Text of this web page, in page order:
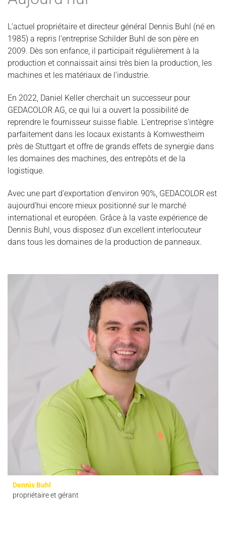
L’actuel propriétaire et directeur général Dennis Buhl (né en
1985) a repris l’entreprise Schilder Buhl de son père en
2009. Dès son enfance, il participait régulièrement à la
production et connaissait ainsi très bien la production, les
machines et les matériaux de l’industrie.
En 2022, Daniel Keller cherchait un successeur pour
GEDACOLOR AG, ce qui lui a ouvert la possibilité de
reprendre le fournisseur suisse fiable. L’entreprise s’intègre
parfaitement dans les locaux existants à Kornwestheim
près de Stuttgart et offre de grands effets de synergie dans
les domaines des machines, des entrepôts et de la
logistique.
Avec une part d’exportation d’environ 90%, GEDACOLOR est
aujourd’hui encore mieux positionné sur le marché
international et européen. Grâce à la vaste expérience de
Dennis Buhl, vous disposez d’un excellent interlocuteur
dans tous les domaines de la production de panneaux.
Dennis Buhl
propriétaire et gérant